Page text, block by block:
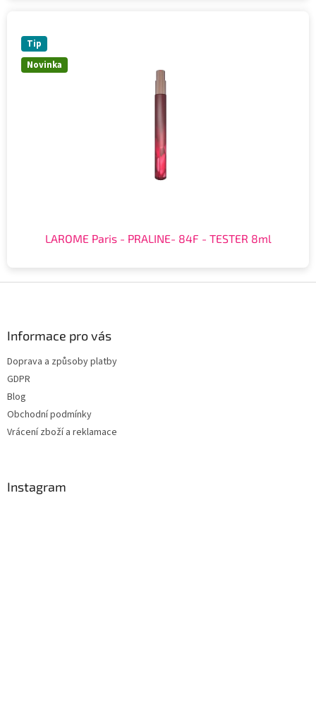
Novinka
Tip
LAROME Paris - PRALINE- 84F - TESTER 8ml
Informace pro vás
Doprava a způsoby platby
GDPR
Blog
Obchodní podmínky
Vrácení zboží a reklamace
Instagram